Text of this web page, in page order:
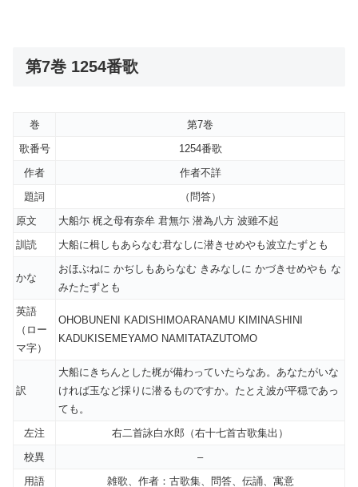
第7巻 1254番歌
巻
第7巻
歌番号
1254番歌
作者
作者不詳
題詞
（問答）
原文
大船尓 梶之母有奈牟 君無尓 潜為八方 波雖不起
訓読
大船に楫しもあらなむ君なしに潜きせめやも波立たずとも
かな
おほぶねに かぢしもあらなむ きみなしに かづきせめやも な
みたたずとも
英語
（ロー
マ字）
OHOBUNENI KADISHIMOARANAMU KIMINASHINI
KADUKISEMEYAMO NAMITATAZUTOMO
訳
大船にきちんとした梶が備わっていたらなあ。あなたがいな
ければ玉など採りに潜るものですか。たとえ波が平穏であっ
ても。
左注
右二首詠白水郎（右十七首古歌集出）
校異
–
用語
雑歌、作者：古歌集、問答、伝誦、寓意